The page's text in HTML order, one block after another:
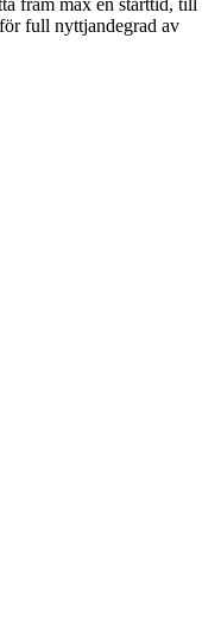
fram max en starttid, till
full nyttjandegrad av